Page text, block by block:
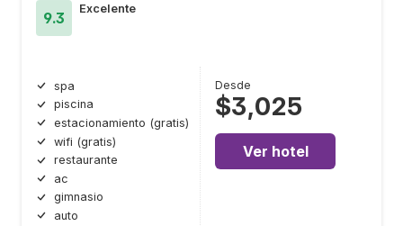
9.3
Excelente
spa
piscina
estacionamiento (gratis)
wifi (gratis)
restaurante
ac
gimnasio
auto
Desde
$3,025
Ver hotel